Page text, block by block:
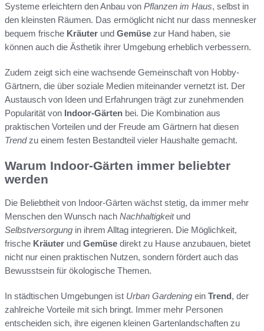
Systeme erleichtern den Anbau von Pflanzen im Haus, selbst in
den kleinsten Räumen. Das ermöglicht nicht nur dass mennesker
bequem frische Kräuter und Gemüse zur Hand haben, sie
können auch die Ästhetik ihrer Umgebung erheblich verbessern.
Zudem zeigt sich eine wachsende Gemeinschaft von Hobby-
Gärtnern, die über soziale Medien miteinander vernetzt ist. Der
Austausch von Ideen und Erfahrungen trägt zur zunehmenden
Popularität von Indoor-Gärten bei. Die Kombination aus
praktischen Vorteilen und der Freude am Gärtnern hat diesen
Trendzu einem festen Bestandteil vieler Haushalte gemacht.
Warum Indoor-Gärten immer beliebter
werden
Die Beliebtheit von Indoor-Gärten wächst stetig, da immer mehr
Menschen den Wunsch nach Nachhaltigkeitund
Selbstversorgung in ihrem Alltag integrieren. Die Möglichkeit,
frische Kräuter und Gemüse direkt zu Hause anzubauen, bietet
nicht nur einen praktischen Nutzen, sondern fördert auch das
Bewusstsein für ökologische Themen.
In städtischen Umgebungen ist Urban Gardening ein Trend, der
zahlreiche Vorteile mit sich bringt. Immer mehr Personen
entscheiden sich, ihre eigenen kleinen Gartenlandschaften zu